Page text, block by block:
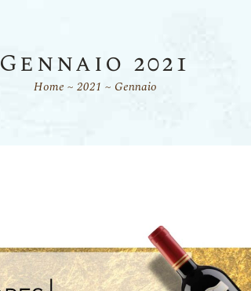
Gennaio 2021
Home 2021 Gennaio